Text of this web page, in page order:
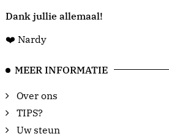
Dank jullie allemaal!
❤️ Nardy
MEER INFORMATIE
Over ons
TIPS?
Uw steun